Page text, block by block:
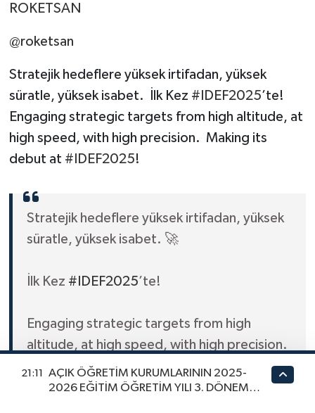
ROKETSAN
@roketsan
Stratejik hedeflere yüksek irtifadan, yüksek
süratle, yüksek isabet. İlk Kez #IDEF2025’te!
Engaging strategic targets from high altitude, at
high speed, with high precision. Making its
debut at #IDEF2025!
Stratejik hedeflere yüksek irtifadan, yüksek
süratle, yüksek isabet. 🚀
İlk Kez #IDEF2025’te!
Engaging strategic targets from high
altitude, at high speed, with high precision.
🚀
21:11
AÇIK ÖĞRETİM KURUMLARININ 2025-
2026 EĞİTİM ÖĞRETİM YILI 3. DÖNEM